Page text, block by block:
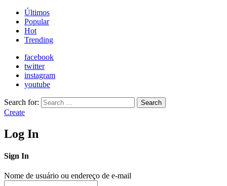
Últimos
Popular
Hot
Trending
facebook
twitter
instagram
youtube
Search for: Search
Create
Log In
Sign In
Nome de usuário ou endereço de e-mail